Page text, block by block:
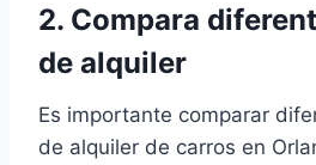
2. Compara
de alquiler
Es importante comparar
de alquiler de carros en